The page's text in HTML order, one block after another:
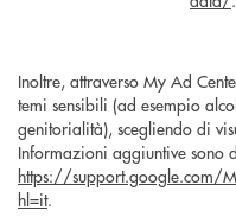
Inoltre, attraverso My Ad
temi sensibili (ad esempio
genitorialità), scegliendo di
Informazioni aggiuntive sono
https://support.google.com/
hl=it.